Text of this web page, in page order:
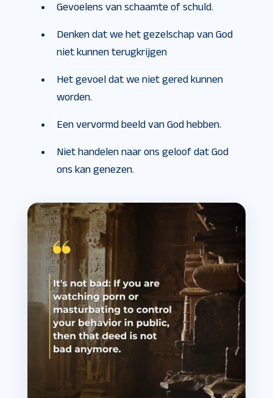
Gevoelens van schaamte of schuld.
Denken dat we het gezelschap van God
niet kunnen terugkrijgen
Het gevoel dat we niet gered kunnen
worden.
Een vervormd beeld van God hebben.
Niet handelen naar ons geloof dat God
ons kan genezen.